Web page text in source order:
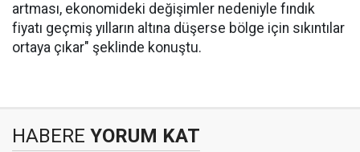
artması, ekonomideki değişimler nedeniyle fındık
fiyatı geçmiş yılların altına düşerse bölge için sıkıntılar
ortaya çıkar" şeklinde konuştu.
HABERE YORUM KAT